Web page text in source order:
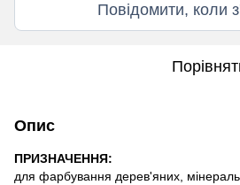
Повідомити, коли
Опис
ПРИЗНАЧЕННЯ:
для фарбування дерев'яних,